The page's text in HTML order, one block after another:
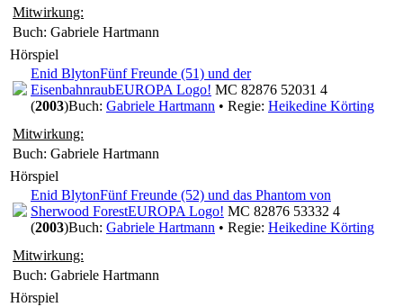
Mitwirkung:
Buch: Gabriele Hartmann
Hörspiel
Enid BlytonFünf Freunde (51) und der
EisenbahnraubEUROPA Logo! MC 82876 52031 4
(2003)Buch: Gabriele Hartmann • Regie: Heikedine Körting
Mitwirkung:
Buch: Gabriele Hartmann
Hörspiel
Enid BlytonFünf Freunde (52) und das Phantom von
Sherwood ForestEUROPA Logo! MC 82876 53332 4
(2003)Buch: Gabriele Hartmann • Regie: Heikedine Körting
Mitwirkung:
Buch: Gabriele Hartmann
Hörspiel